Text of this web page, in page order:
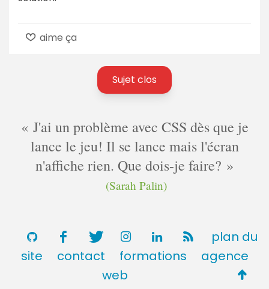
aime ça
Sujet clos
J'ai un problème avec CSS dès que je
lance le jeu! Il se lance mais l'écran
n'affiche rien. Que dois-je faire?
(Sarah Palin)
plan du
site
contact formations
agence
web